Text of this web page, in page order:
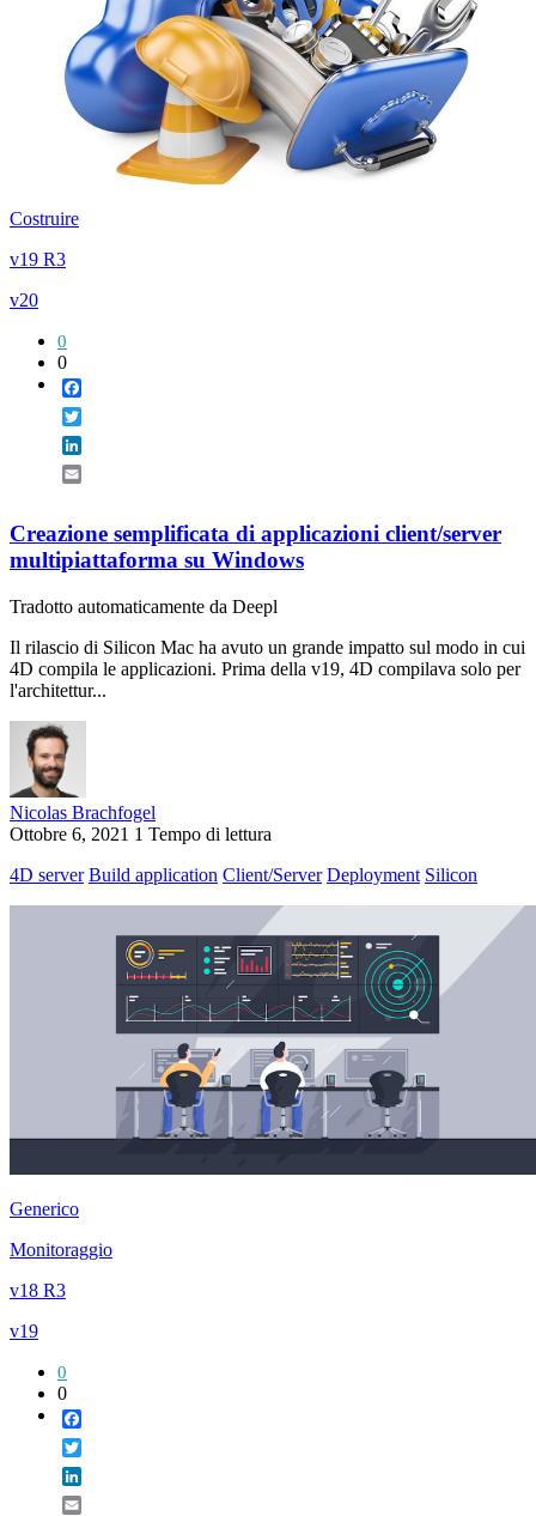
Costruire
v19 R3
v20
0
0
Creazione semplificata di applicazioni client/server
multipiattaforma su Windows
Tradotto automaticamente da Deepl
Il rilascio di Silicon Mac ha avuto un grande impatto sul modo in cui
4D compila le applicazioni. Prima della v19, 4D compilava solo per
l'architettur...
Nicolas Brachfogel
Ottobre 6, 2021 1 Tempo di lettura
4D server Build application Client/Server Deployment Silicon
Generico
Monitoraggio
v18 R3
v19
0
0